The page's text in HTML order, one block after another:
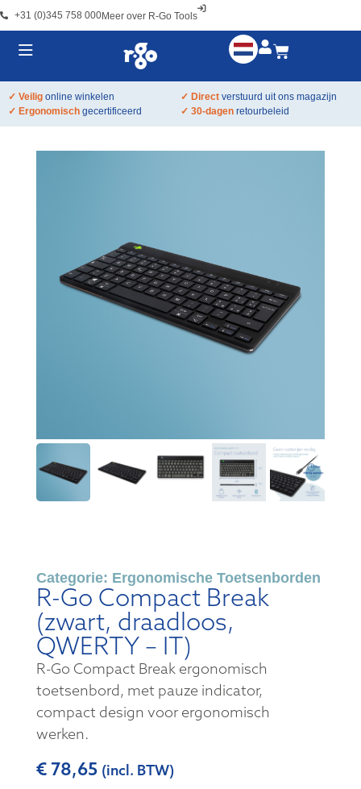
+31 (0)345 758 000Meer over R-Go Tools
✓ Veilig online winkelen ✓ Direct verstuurd uit ons magazijn
✓ Ergonomisch gecertificeerd ✓ 30-dagen retourbeleid
Categorie: Ergonomische Toetsenborden
R-Go Compact Break
(zwart, draadloos,
QWERTY – IT)
R-Go Compact Break ergonomisch
toetsenbord, met pauze indicator,
compact design voor ergonomisch
werken.
€78,65 (incl. BTW)